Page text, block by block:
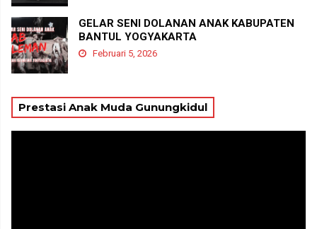
GELAR SENI DOLANAN ANAK KABUPATEN
BANTUL YOGYAKARTA
Februari 5, 2026
Prestasi Anak Muda Gunungkidul